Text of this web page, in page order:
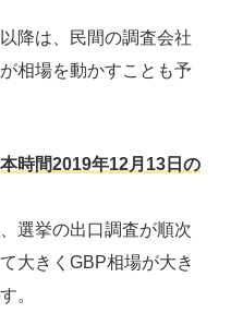
降は、民間の調査会社
相場を動かすことも予
時間2019年12月13日の
選挙の出口調査が順次
大きくGBP相場が大き
。